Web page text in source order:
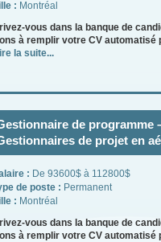
: Montréal
vous dans la banque de
à remplir votre CV automatisé
la suite...
de programme
de projet en
: De 93600$ à 112800$
de poste : Permanent
: Montréal
vous dans la banque de
à remplir votre CV automatisé